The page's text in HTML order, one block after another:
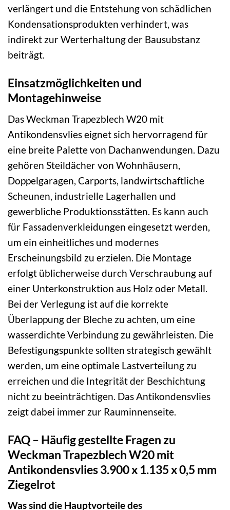
verlängert und die Entstehung von schädlichen
Kondensationsprodukten verhindert, was
indirekt zur Werterhaltung der Bausubstanz
beiträgt.
Einsatzmöglichkeiten und
Montagehinweise
Das Weckman Trapezblech W20 mit
Antikondensvlies eignet sich hervorragend für
eine breite Palette von Dachanwendungen. Dazu
gehören Steildächer von Wohnhäusern,
Doppelgaragen, Carports, landwirtschaftliche
Scheunen, industrielle Lagerhallen und
gewerbliche Produktionsstätten. Es kann auch
für Fassadenverkleidungen eingesetzt werden,
um ein einheitliches und modernes
Erscheinungsbild zu erzielen. Die Montage
erfolgt üblicherweise durch Verschraubung auf
einer Unterkonstruktion aus Holz oder Metall.
Bei der Verlegung ist auf die korrekte
Überlappung der Bleche zu achten, um eine
wasserdichte Verbindung zu gewährleisten. Die
Befestigungspunkte sollten strategisch gewählt
werden, um eine optimale Lastverteilung zu
erreichen und die Integrität der Beschichtung
nicht zu beeinträchtigen. Das Antikondensvlies
zeigt dabei immer zur Rauminnenseite.
FAQ – Häufig gestellte Fragen zu
Weckman Trapezblech W20 mit
Antikondensvlies 3.900 x 1.135 x 0,5 mm
Ziegelrot
Was sind die Hauptvorteile des